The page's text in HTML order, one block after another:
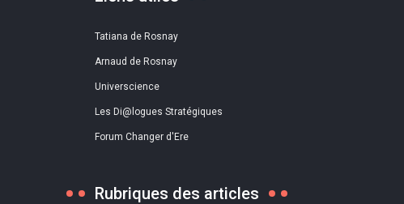
Tatiana de Rosnay
Arnaud de Rosnay
Universcience
Les Di@logues Stratégiques
Forum Changer d'Ere
Rubriques des articles